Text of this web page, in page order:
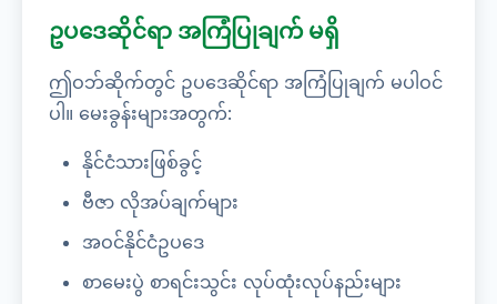
ဥပဒေဆိုင်ရာ အကြံပြုချက် မရှိ
ဤဝဘ်ဆိုက်တွင် ဥပဒေဆိုင်ရာ အကြံပြုချက် မပါဝင်
ပါ။ မေးခွန်းများအတွက်:
နိုင်ငံသားဖြစ်ခွင့်
ဗီဇာ လိုအပ်ချက်များ
အဝင်နိုင်ငံဥပဒေ
စာမေးပွဲ စာရင်းသွင်း လုပ်ထုံးလုပ်နည်းများ